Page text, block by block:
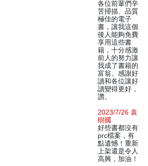
各位前輩們辛
苦掃描、品質
極佳的電子
書，讓我這個
後人能夠免費
享用這些書
籍，十分感激
前人的努力讓
我成了書籍的
富翁。感謝好
讀和各位讓好
讀變得更好，
讚。
2023/7/26 袁
樹國
好些書都沒有
prc檔案，有
點遺憾！重新
上架還是令人
高興，加油！